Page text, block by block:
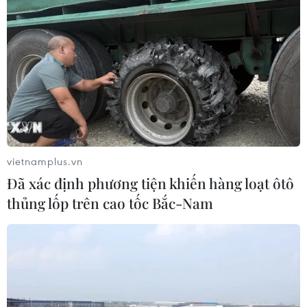
vietnamplus.vn
Đã xác định phương tiện khiến hàng loạt ôtô
thủng lốp trên cao tốc Bắc-Nam